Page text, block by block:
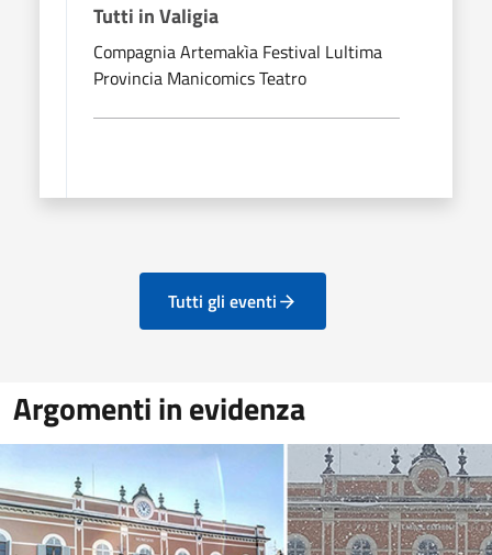
Tutti in Valigia
Compagnia Artemakìa Festival Lultima
Provincia Manicomics Teatro
Tutti gli eventi
Argomenti in evidenza